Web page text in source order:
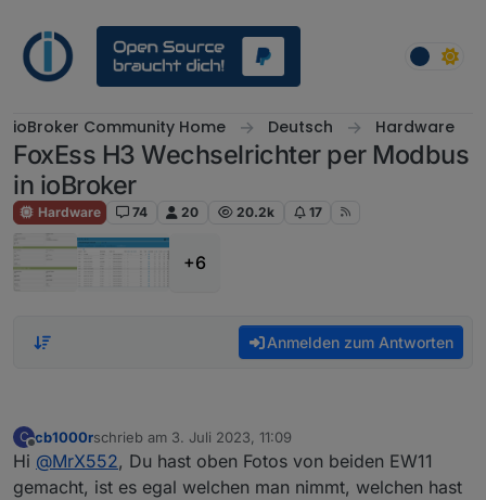
ioBroker Community Home Deutsch Hardware
FoxEss H3 Wechselrichter per Modbus
in ioBroker
Hardware 74 20 20.2k 17
+6
Anmelden zum Antworten
C
Offline
cb1000rschrieb am 3. Juli 2023, 11:09
zuletzt editiert von
Hi @MrX552, Du hast oben Fotos von beiden EW11
gemacht, ist es egal welchen man nimmt, welchen hast